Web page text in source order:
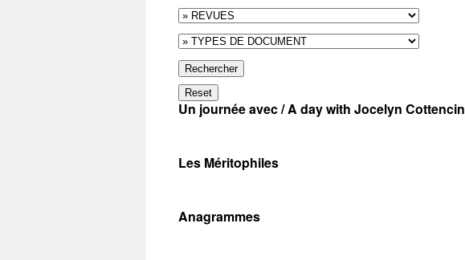
Rechercher
Reset
Un journée avec / A day with Jocelyn Cottencin
Les Méritophiles
Anagrammes